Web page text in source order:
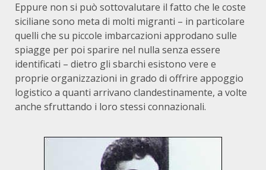
Eppure non si può sottovalutare il fatto che le coste
siciliane sono meta di molti migranti – in particolare
quelli che su piccole imbarcazioni approdano sulle
spiagge per poi sparire nel nulla senza essere
identificati – dietro gli sbarchi esistono vere e
proprie organizzazioni in grado di offrire appoggio
logistico a quanti arrivano clandestinamente, a volte
anche sfruttando i loro stessi connazionali.